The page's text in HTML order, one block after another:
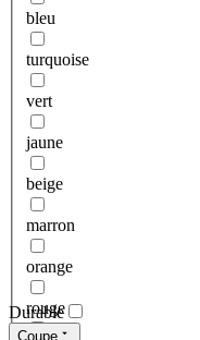
bleu
turquoise
vert
jaune
beige
marron
orange
rouge
Durable
Coupe